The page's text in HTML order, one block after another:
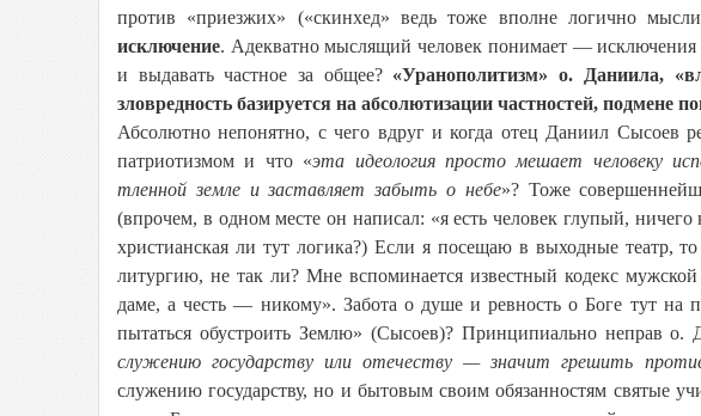
против «приезжих» («скинхед» ведь тоже вполне логично
исключение. Адекватно мыслящий человек понимает — исключения
и выдавать частное за общее? «Уранополитизм» о. Даниила,
зловредность базируется на абсолютизации частностей, подмене
Абсолютно непонятно, с чего вдруг и когда отец Даниил Сысоев
патриотизмом и что «эта идеология просто мешает человеку
тленной земле и заставляет забыть о небе»? Тоже
(впрочем, в одном месте он написал: «я есть человек глупый,
христианская ли тут логика?) Если я посещаю в выходные театр,
литургию, не так ли? Мне вспоминается известный кодекс
даме, а честь — никому». Забота о душе и ревность о Боге тут на
пытаться обустроить Землю» (Сысоев)? Принципиально неправ о.
служению государству или отечеству — значит грешить
служению государству, но и бытовым своим обязанностям святые